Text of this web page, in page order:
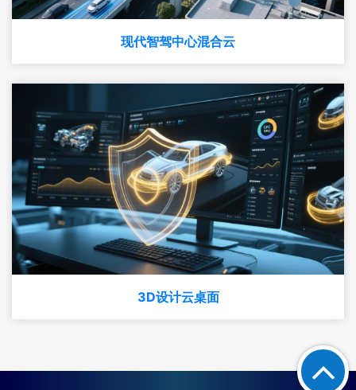
现代智驾中心混合云
3D设计云桌面